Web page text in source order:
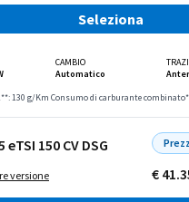
Seleziona
CAMBIO
Automatico
130 g/Km Consumo di carburante
eTSI 150 CV DSG
versione €